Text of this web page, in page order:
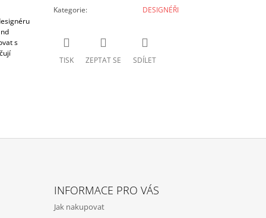
s
Kategorie: DESIGNÉŘI
TISK ZEPTAT SE SDÍLET
INFORMACE PRO VÁS
Jak nakupovat